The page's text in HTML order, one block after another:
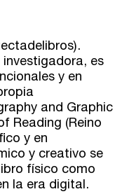
es
y en
and Graphic
Reading (Reino
y en
y creativo se
físico como
la era digital.